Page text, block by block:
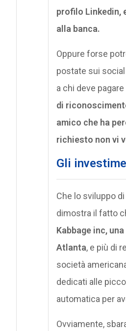
profilo Linkedin,
alla banca.
Oppure forse
postate sui
a chi deve
di
amico che ha
richiesto non vi
Gli
Che lo sviluppo
dimostra il fatto
Kabbage inc,
Atlanta, e più di
società
dedicati alle
automatica per
Ovviamente,